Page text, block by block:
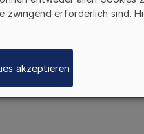
zwingend erforderlich sind.
akzeptieren